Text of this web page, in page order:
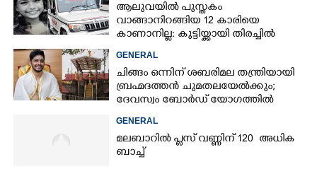
ആലുവയിൽ പുസ്തകം
വാങ്ങാനിറങ്ങിയ 12 കാരിയെ
കാണാനില്ല: കുട്ടിയ്ക്കായി തിരച്ചിൽ
GENERAL
ചിങ്ങം ഒന്നിന് ശബരിമല തന്ത്രിയായി
ബ്രഹ്മദത്തൻ ചുമതലയേൽക്കും;
ദേവസ്വം ബോർഡ് യോഗത്തിൽ
GENERAL
മലബാറിൽ പ്ലസ് വണ്ണിന് 120 അധിക
ബാച്ച്